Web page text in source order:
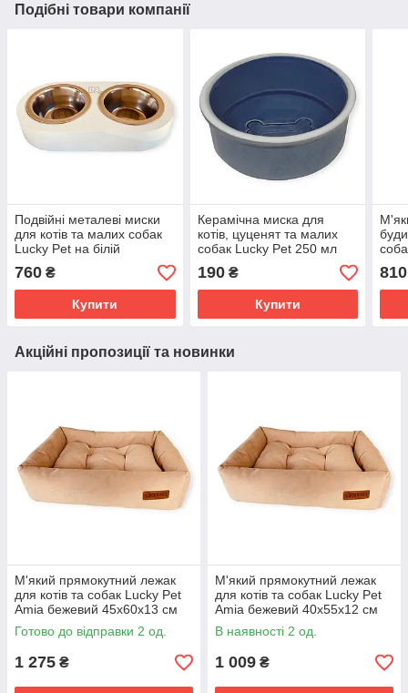
Подібні товари компанії
Подвійні металеві миски
для котів та малих собак
Lucky Pet на білій
дерев'яній підставці
2х0,24 л 11,5 см набір для
годування
760 ₴
Купити
Керамічна миска для
котів, цуценят та малих
собак Lucky Pet 250 мл
блакитно-сіра стійка
посудина, що не ковзає
190₴
Купити
№2
—
810
Акційні пропозиції та новинки
М'який прямокутний лежак
для котів та собак Lucky Pet
Amia бежевий 45х60х13 см
затишне спальне місце з
зносостійкої тканини
Готово до відправки 2 од.
1 275 ₴
М'який прямокутний лежак
для котів та собак Lucky Pet
Amia бежевий 40х55х12 см
затишне спальне місце з
зносостійкої тканини
В наявності 2 од.
1 009 ₴